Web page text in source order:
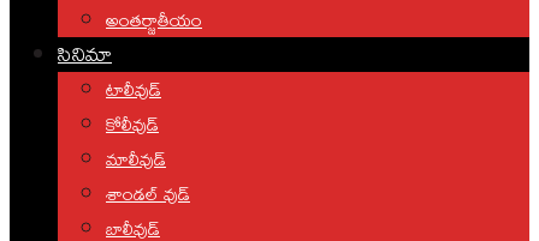
అంతర్జాతీయం
సినిమా
టాలీవుడ్
కోలీవుడ్
మాలీవుడ్
శాండల్ వుడ్
బాలీవుడ్